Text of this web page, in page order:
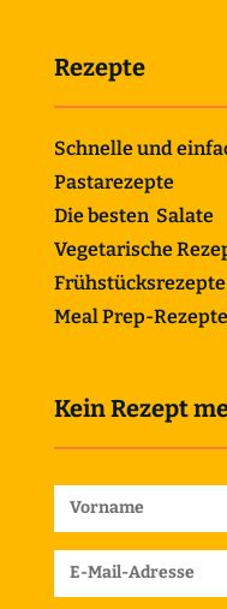
Rezepte
Schnelle und
Pastarezepte
Die besten Salate
Vegetarische
Frühstücksrezepte
Meal Prep-Rezepte
Kein Rezept